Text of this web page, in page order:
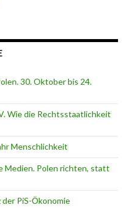
30. Oktober bis 24.
Wie die Rechtsstaatlichkeit
Menschlichkeit
Medien. Polen richten, statt
der PiS-Ӧkonomie